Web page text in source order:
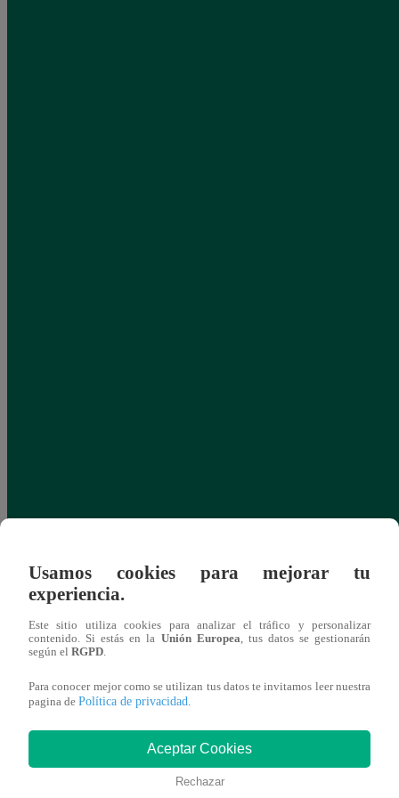
Usamos cookies para mejorar tu
experiencia.
Este sitio utiliza cookies para analizar el tráfico y personalizar
contenido. Si estás en la Unión Europea, tus datos se gestionarán
según el RGPD.
Para conocer mejor como se utilizan tus datos te invitamos leer nuestra
pagina de Política de privacidad.
Aceptar Cookies
Rechazar